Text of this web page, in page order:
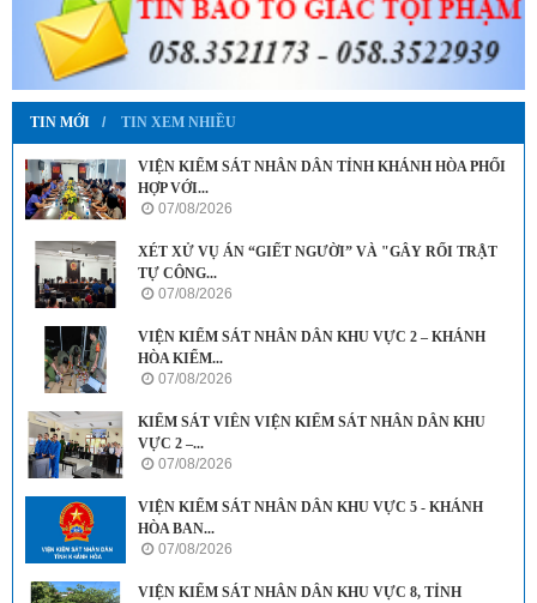
TIN MỚI TIN XEM NHIỀU
VIỆN KIỂM SÁT NHÂN DÂN TỈNH KHÁNH HÒA PHỐI
HỢP VỚI...
07/08/2026
XÉT XỬ VỤ ÁN “GIẾT NGƯỜI” VÀ "GÂY RỐI TRẬT
TỰ CÔNG...
07/08/2026
VIỆN KIỂM SÁT NHÂN DÂN KHU VỰC 2 – KHÁNH
HÒA KIỂM...
07/08/2026
KIỂM SÁT VIÊN VIỆN KIỂM SÁT NHÂN DÂN KHU
VỰC 2 –...
07/08/2026
VIỆN KIỂM SÁT NHÂN DÂN KHU VỰC 5 - KHÁNH
HÒA BAN...
07/08/2026
VIỆN KIỂM SÁT NHÂN DÂN KHU VỰC 8, TỈNH